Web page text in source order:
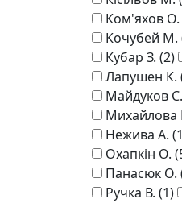
Ком'яхов О.
Кочубей М.
Кубар З. (2)
Лапушен К.
Майдуков С.
Михайлова
Нежива А.
Охапкін О.
Панасюк О.
Ручка В. (1)